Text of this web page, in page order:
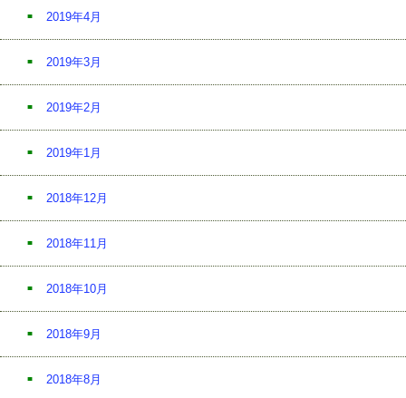
2019年4月
2019年3月
2019年2月
2019年1月
2018年12月
2018年11月
2018年10月
2018年9月
2018年8月